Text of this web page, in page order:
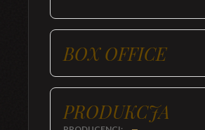
BOX OFFICE
PRODUKCJA